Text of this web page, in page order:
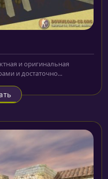
и оригинальная
и достаточно...